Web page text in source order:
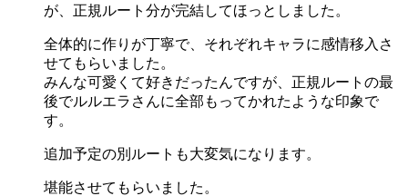
が、正規ルート分が完結してほっとしました。
全体的に作りが丁寧で、それぞれキャラに感情移入さ
せてもらいました。
みんな可愛くて好きだったんですが、正規ルートの最
後でルルエラさんに全部もってかれたような印象で
す。
追加予定の別ルートも大変気になります。
堪能させてもらいました。